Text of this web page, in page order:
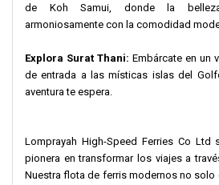
de Koh Samui, donde la
armoniosamente con la comodidad
Explora Surat Thani: Embárcate en un
de entrada a las místicas islas del
aventura te espera.
Lomprayah High-Speed Ferries Co
pionera en transformar los viajes a
Nuestra flota de ferris modernos no